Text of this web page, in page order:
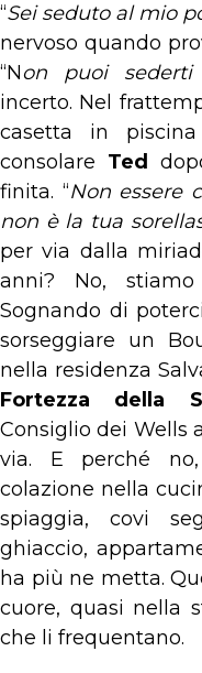
“Sei seduto al mio
nervoso quando
“Non puoi sederti
incerto. Nel
casetta in
consolare Ted
finita. “Non essere
non è la tua
per via dalla
anni? No, stiamo
Sognando di
sorseggiare un
nella residenza
Fortezza della
Consiglio dei Wells
via. E perché
colazione nella
spiaggia, covi
ghiaccio,
ha più ne metta.
cuore, quasi nella
che li frequentano.